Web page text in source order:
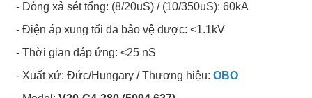
- Dòng xả sét tổng: (8/20uS) / (10/350uS): 60kA
- Điện áp xung tối đa bảo vệ được: <1.1kV
- Thời gian đáp ứng: <25 nS
- Xuất xứ: Đức/Hungary / Thương hiệu: OBO